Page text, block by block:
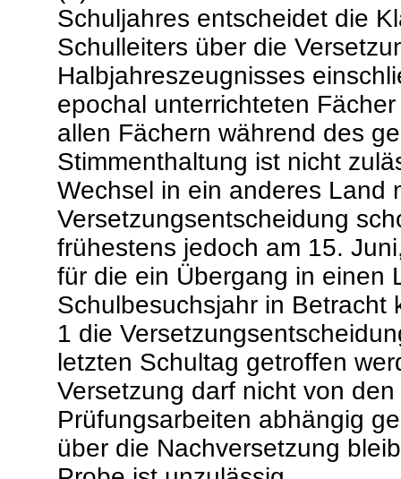
Schuljahres entscheidet die
Schulleiters über die
Halbjahreszeugnisses
epochal unterrichteten
allen Fächern während des
Stimmenthaltung ist nicht
Wechsel in ein anderes Land
Versetzungsentscheidung
frühestens jedoch am 15.
für die ein Übergang in einen
Schulbesuchsjahr in Betracht
1 die
letzten Schultag getroffen
Versetzung darf nicht von
Prüfungsarbeiten abhängig
über die Nachversetzung